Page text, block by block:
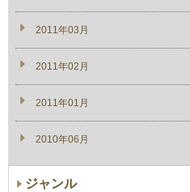
2011年03月
2011年02月
2011年01月
2010年06月
ジャンル